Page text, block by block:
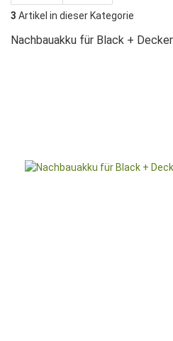
3 Artikel in dieser Kategorie
Nachbauakku für Black +